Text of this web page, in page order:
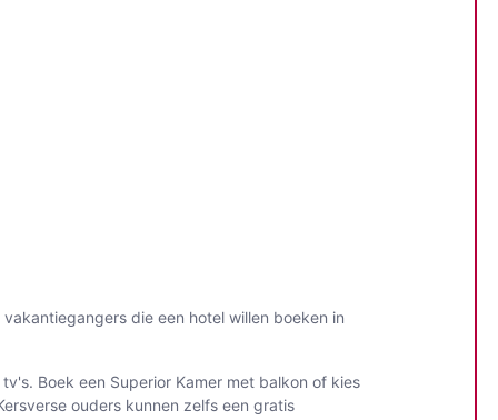
die een hotel willen boeken in
Boek een Superior Kamer met balkon of kies
ouders kunnen zelfs een gratis